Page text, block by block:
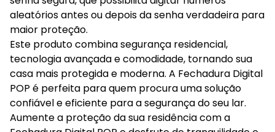
aleatórios antes ou depois da senha verdadeira para
maior proteção.
Este produto combina segurança residencial,
tecnologia avançada e comodidade, tornando sua
casa mais protegida e moderna. A Fechadura Digital
POP é perfeita para quem procura uma solução
confiável e eficiente para a segurança do seu lar.
Aumente a proteção da sua residência com a